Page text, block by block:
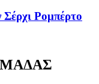
Ρομπέρτο